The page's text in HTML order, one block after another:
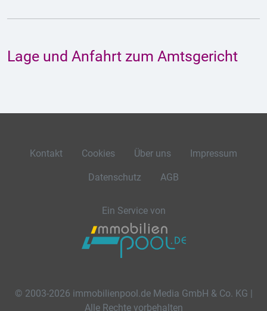
Lage und Anfahrt zum Amtsgericht
Kontakt Cookies Über uns Impressum
Datenschutz AGB
Ein Service von
© 2003-2026 immobilienpool.de Media GmbH & Co. KG |
Alle Rechte vorbehalten